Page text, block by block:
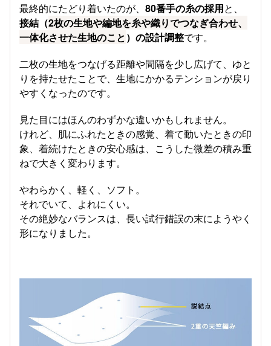
最終的にたどり着いたのが、 80番手の糸の採用と、
接結（2枚の生地や編地を糸や織りでつなぎ合わせ、
一体化させた生地のこと）の設計調整です。
二枚の生地をつなげる距離や間隔を少し広げて、ゆと
りを持たせたことで、生地にかかるテンションが戻り
やすくなったのです。
見た目にはほんのわずかな違いかもしれません。
けれど、肌にふれたときの感覚、着て動いたときの印
象、着続けたときの安心感は、こうした微差の積み重
ねで大きく変わります。
やわらかく、軽く、ソフト。
それでいて、よれにくい。
その絶妙なバランスは、長い試行錯誤の末にようやく
形になりました。